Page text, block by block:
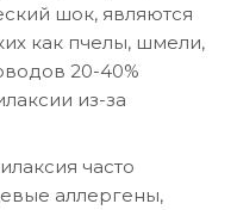
шок, являются
как пчелы, шмели,
20-40%
из-за
часто
аллергены,